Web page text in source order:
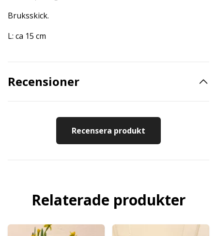
Bruksskick.
L: ca 15 cm
Recensioner
Recensera produkt
Relaterade produkter